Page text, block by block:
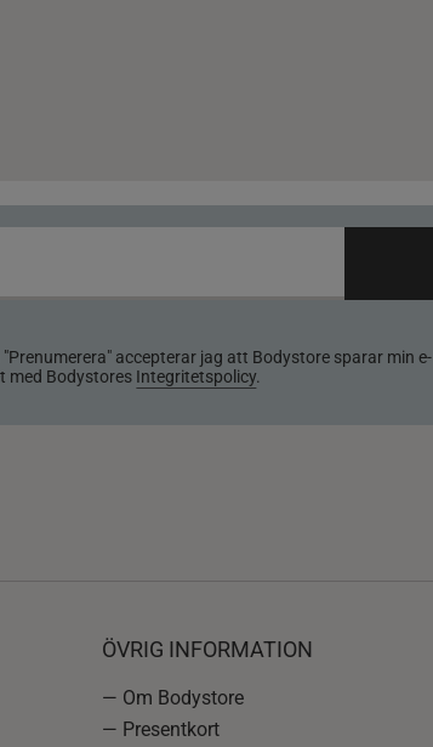
accepterar jag att Bodystore sparar min e-
med Bodystores Integritetspolicy.
ÖVRIG INFORMATION
— Om Bodystore
— Presentkort